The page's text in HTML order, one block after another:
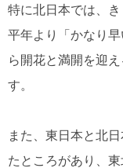
特に北日本では、
平年より「かなり
ら開花と満開を迎
す。
また、東日本と北
たところがあり、